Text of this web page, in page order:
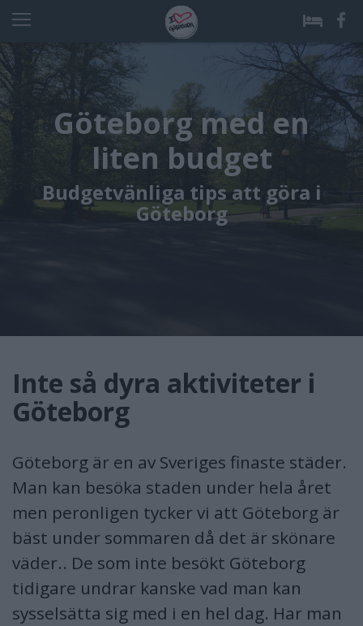
Göteborg med en
liten budget
Budgetvänliga tips att göra i
Göteborg
Inte så dyra aktiviteter i
Göteborg
Göteborg är en av Sveriges finaste städer.
Man kan besöka staden under hela året
men peronligen tycker vi att Göteborg är
bäst under sommaren då det är skönare
väder.. De som inte besökt Göteborg
tidigare undrar kanske vad man kan
sysselsätta sig med i en hel dag. Har man